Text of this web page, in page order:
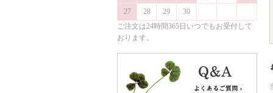
27
28 29
30
ご注文は24時間365日いつでもお受付して
おります。